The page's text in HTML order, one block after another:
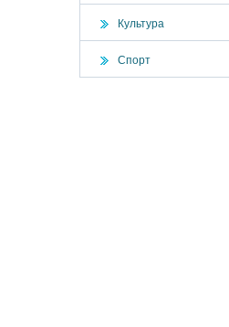
Культура
Спорт